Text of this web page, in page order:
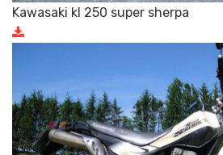
Kawasaki kl 250 super sherpa